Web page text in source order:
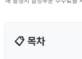
📋 목차